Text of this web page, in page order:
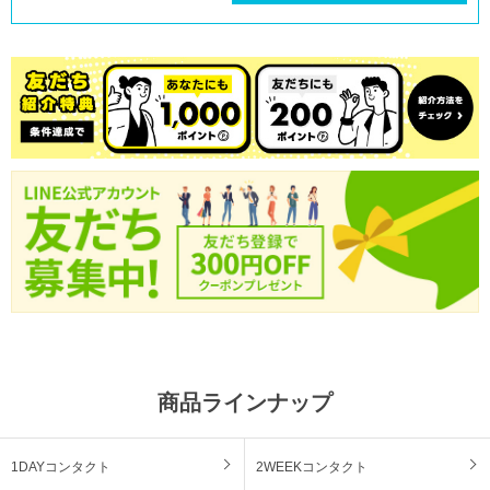
商品ラインナップ
1DAYコンタクト 2WEEKコンタクト